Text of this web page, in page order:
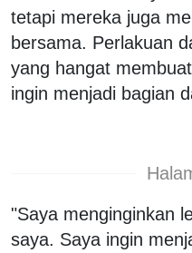
tetapi mereka juga
bersama. Perlakuan
yang hangat
ingin menjadi bagian
"Saya menginginkan
saya. Saya ingin